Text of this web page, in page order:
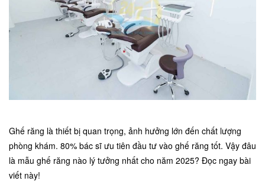
Ghế răng là thiết bị quan trọng, ảnh hưởng lớn đến chất lượng
phòng khám. 80% bác sĩ ưu tiên đầu tư vào ghế răng tốt. Vậy đâu
là mẫu ghế răng nào lý tưởng nhất cho năm 2025? Đọc ngay bài
viết này!